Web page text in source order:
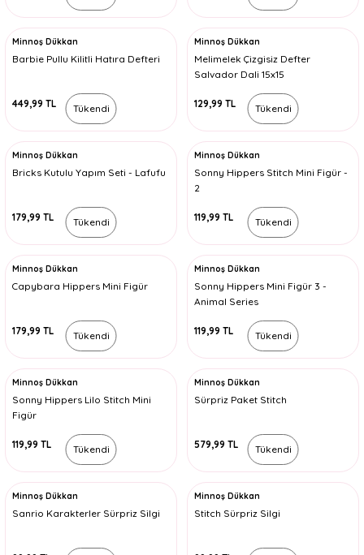
Minnoş Dükkan
Barbie Pullu Kilitli Hatıra Defteri
449,99 TL
Minnoş Dükkan
Melimelek Çizgisiz Defter
Salvador Dali 15x15
129,99 TL
Tükendi
Minnoş Dükkan
Bricks Kutulu Yapım Seti - Lafufu
179,99 TL
Tükendi
Minnoş Dükkan
Sonny Hippers Stitch Mini Figür -
2
119,99 TL
Tükendi
Minnoş Dükkan
Capybara Hippers Mini Figür
179,99 TL
Tükendi
Minnoş Dükkan
Sonny Hippers Mini Figür 3 -
Animal Series
119,99 TL
Tükendi
Minnoş Dükkan
Sonny Hippers Lilo Stitch Mini
Figür
119,99 TL
Tükendi
Minnoş Dükkan
Sürpriz Paket Stitch
579,99 TL
Tükendi
Minnoş Dükkan
Sanrio Karakterler Sürpriz Silgi
Tükendi
Minnoş Dükkan
Stitch Sürpriz Silgi